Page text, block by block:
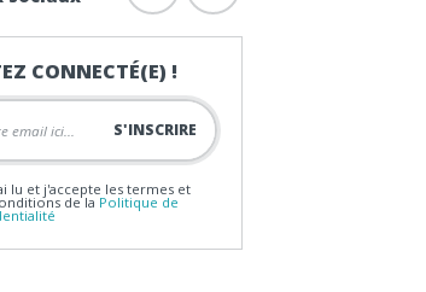
CONNECTÉ(E) !
lu et j'accepte les termes et
de la Politique de